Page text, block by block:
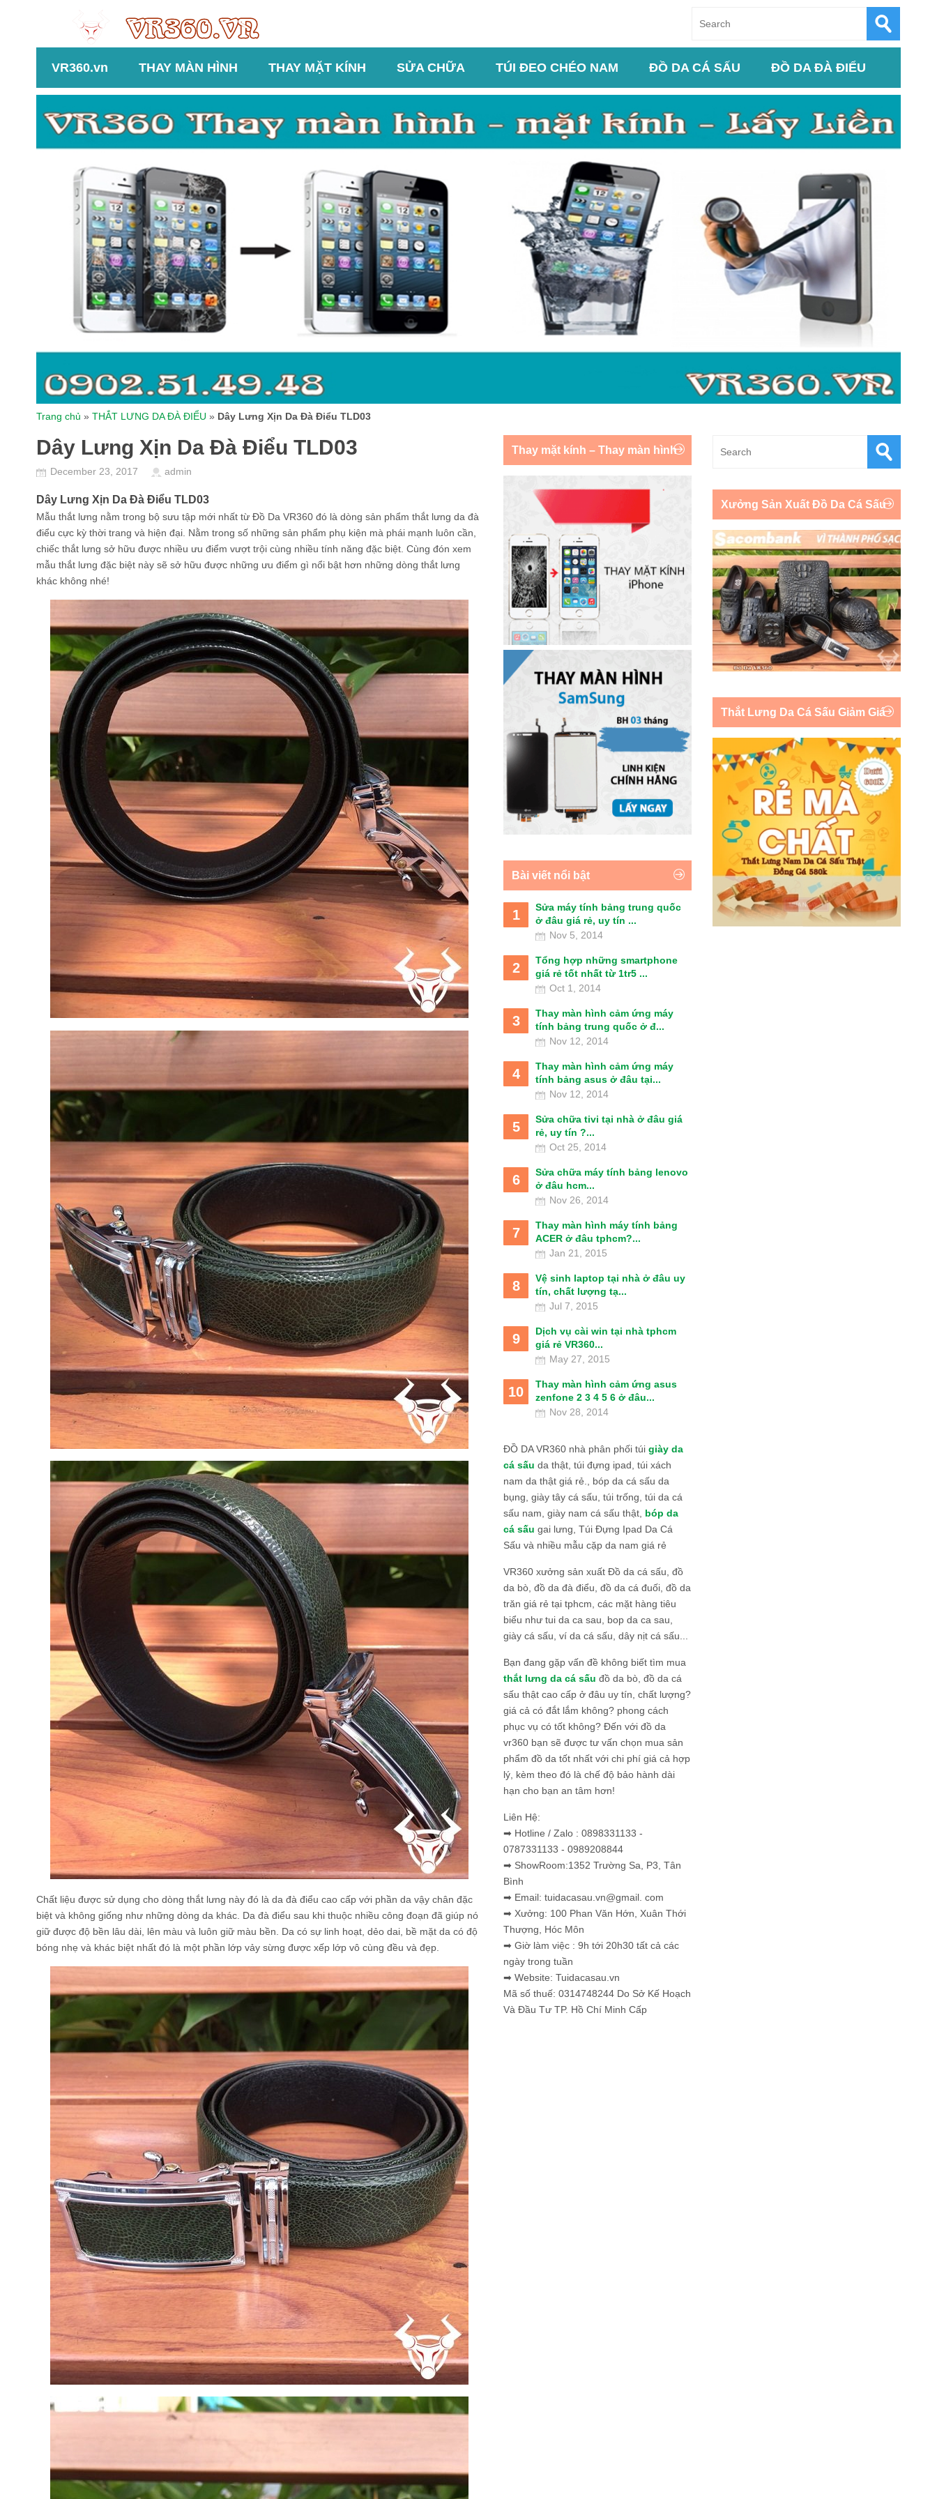
VR360.vn THAY MÀN HÌNH THAY MẶT KÍNH SỬA CHỮA TÚI ĐEO CHÉO NAM ĐỒ DA CÁ SẤU ĐỒ DA ĐÀ ĐIỂU
Trang chủ » THẮT LƯNG DA ĐÀ ĐIỂU » Dây Lưng Xịn Da Đà Điểu TLD03
Dây Lưng Xịn Da Đà Điểu TLD03
December 23, 2017 admin
Dây Lưng Xịn Da Đà Điểu TLD03
Mẫu thắt lưng nằm trong bộ sưu tập mới nhất từ Đồ Da VR360 đó là dòng sản phẩm thắt lưng da đà
điểu cực kỳ thời trang và hiện đại. Nằm trong số những sản phẩm phụ kiện mà phái mạnh luôn cần,
chiếc thắt lưng sở hữu được nhiều ưu điểm vượt trội cùng nhiều tính năng đặc biệt. Cùng đón xem
mẫu thắt lưng đặc biệt này sẽ sở hữu được những ưu điểm gì nổi bật hơn những dòng thắt lưng
khác không nhé!
Chất liệu được sử dụng cho dòng thắt lưng này đó là da đà điểu cao cấp với phần da vậy chân đặc
biệt và không giống như những dòng da khác. Da đà điểu sau khi thuộc nhiều công đoạn đã giúp nó
giữ được độ bền lâu dài, lên màu và luôn giữ màu bền. Da có sự linh hoạt, dẻo dai, bề mặt da có độ
bóng nhẹ và khác biệt nhất đó là một phần lớp vảy sừng được xếp lớp vô cùng đều và đẹp.
Thay mặt kính – Thay màn hình
Bài viết nổi bật
1
Sửa máy tính bảng trung quốc
ở đâu giá rẻ, uy tín ...
Nov 5, 2014
2
Tổng hợp những smartphone
giá rẻ tốt nhất từ 1tr5 ...
Oct 1, 2014
3
Thay màn hình cảm ứng máy
tính bảng trung quốc ở đ...
Nov 12, 2014
4
Thay màn hình cảm ứng máy
tính bảng asus ở đâu tại...
Nov 12, 2014
5
Sửa chữa tivi tại nhà ở đâu giá
rẻ, uy tín ?...
Oct 25, 2014
6
Sửa chữa máy tính bảng lenovo
ở đâu hcm...
Nov 26, 2014
7
Thay màn hình máy tính bảng
ACER ở đâu tphcm?...
Jan 21, 2015
8
Vệ sinh laptop tại nhà ở đâu uy
tín, chất lượng tạ...
Jul 7, 2015
9
Dịch vụ cài win tại nhà tphcm
giá rẻ VR360...
May 27, 2015
10
Thay màn hình cảm ứng asus
zenfone 2 3 4 5 6 ở đâu...
Nov 28, 2014
ĐỒ DA VR360 nhà phân phối túi giày da
cá sấu da thật, túi đựng ipad, túi xách
nam da thật giá rẻ., bóp da cá sấu da
bụng, giày tây cá sấu, túi trống, túi da cá
sấu nam, giày nam cá sấu thật, bóp da
cá sấu gai lưng, Túi Đựng Ipad Da Cá
Sấu và nhiều mẫu cặp da nam giá rẻ
VR360 xưởng sản xuất Đồ da cá sấu, đồ
da bò, đồ da đà điểu, đồ da cá đuối, đồ da
trăn giá rẻ tại tphcm, các mặt hàng tiêu
biểu như tui da ca sau, bop da ca sau,
giày cá sấu, ví da cá sấu, dây nịt cá sấu...
Bạn đang gặp vấn đề không biết tìm mua
thắt lưng da cá sấu đồ da bò, đồ da cá
sấu thật cao cấp ở đâu uy tín, chất lượng?
giá cả có đắt lắm không? phong cách
phục vụ có tốt không? Đến với đồ da
vr360 bạn sẽ được tư vấn chọn mua sản
phẩm đồ da tốt nhất với chi phí giá cả hợp
lý, kèm theo đó là chế độ bảo hành dài
hạn cho bạn an tâm hơn!
Liên Hệ:
➡ Hotline / Zalo : 0898331133 -
0787331133 - 0989208844
➡ ShowRoom:1352 Trường Sa, P3, Tân
Bình
➡ Email: tuidacasau.vn@gmail. com
➡ Xưởng: 100 Phan Văn Hớn, Xuân Thới
Thượng, Hóc Môn
➡ Giờ làm việc : 9h tới 20h30 tất cả các
ngày trong tuần
➡ Website: Tuidacasau.vn
Mã số thuế: 0314748244 Do Sở Kế Hoạch
Và Đầu Tư TP. Hồ Chí Minh Cấp
Xưởng Sản Xuất Đồ Da Cá Sấu
Thắt Lưng Da Cá Sấu Giảm Giá